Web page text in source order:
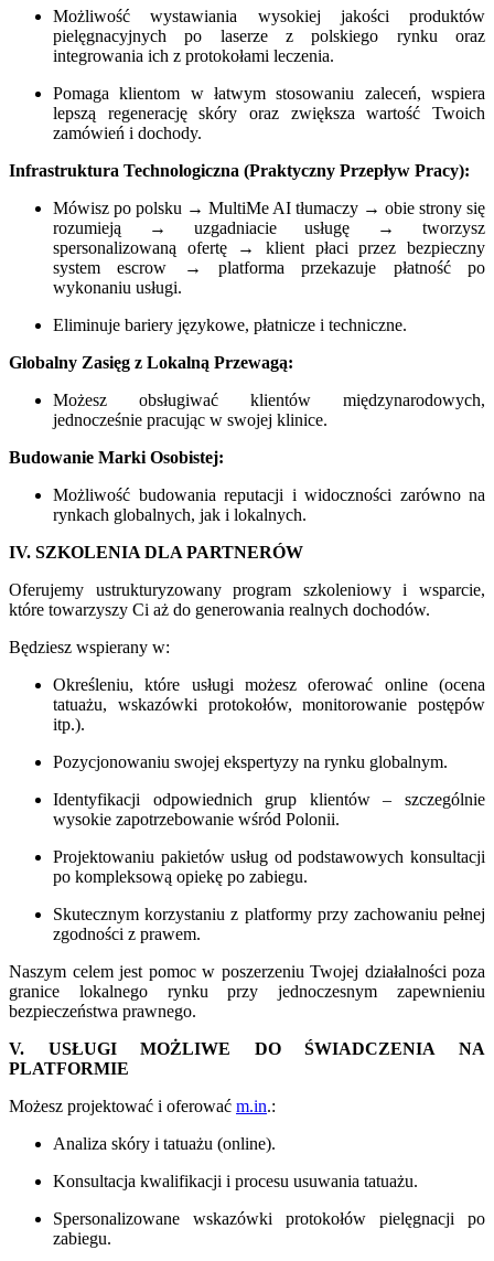
Możliwość wystawiania wysokiej jakości produktów
pielęgnacyjnych po laserze z polskiego rynku oraz
integrowania ich z protokołami leczenia.
Pomaga klientom w łatwym stosowaniu zaleceń, wspiera
lepszą regenerację skóry oraz zwiększa wartość Twoich
zamówień i dochody.
Infrastruktura Technologiczna (Praktyczny Przepływ Pracy):
Mówisz po polsku → MultiMe AI tłumaczy → obie strony się
rozumieją → uzgadniacie usługę → tworzysz
spersonalizowaną ofertę → klient płaci przez bezpieczny
system escrow → platforma przekazuje płatność po
wykonaniu usługi.
Eliminuje bariery językowe, płatnicze i techniczne.
Globalny Zasięg z Lokalną Przewagą:
Możesz obsługiwać klientów międzynarodowych,
jednocześnie pracując w swojej klinice.
Budowanie Marki Osobistej:
Możliwość budowania reputacji i widoczności zarówno na
rynkach globalnych, jak i lokalnych.
IV. SZKOLENIA DLA PARTNERÓW
Oferujemy ustrukturyzowany program szkoleniowy i wsparcie,
które towarzyszy Ci aż do generowania realnych dochodów.
Będziesz wspierany w:
Określeniu, które usługi możesz oferować online (ocena
tatuażu, wskazówki protokołów, monitorowanie postępów
itp.).
Pozycjonowaniu swojej ekspertyzy na rynku globalnym.
Identyfikacji odpowiednich grup klientów – szczególnie
wysokie zapotrzebowanie wśród Polonii.
Projektowaniu pakietów usług od podstawowych konsultacji
po kompleksową opiekę po zabiegu.
Skutecznym korzystaniu z platformy przy zachowaniu pełnej
zgodności z prawem.
Naszym celem jest pomoc w poszerzeniu Twojej działalności poza
granice lokalnego rynku przy jednoczesnym zapewnieniu
bezpieczeństwa prawnego.
V. USŁUGI MOŻLIWE DO ŚWIADCZENIA NA
PLATFORMIE
Możesz projektować i oferować m.in.:
Analiza skóry i tatuażu (online).
Konsultacja kwalifikacji i procesu usuwania tatuażu.
Spersonalizowane wskazówki protokołów pielęgnacji po
zabiegu.